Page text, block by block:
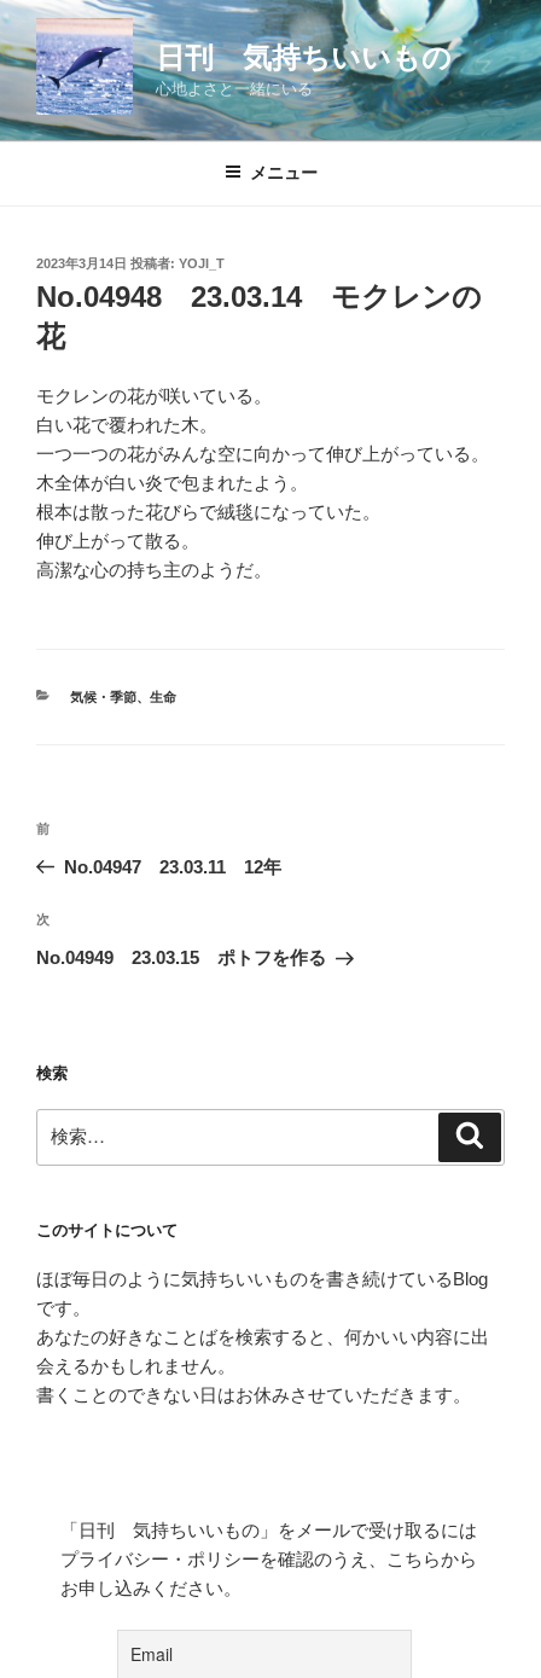
コ
ン
テ
ツ
日刊 気持ちいいもの
心地よさと一緒にいる
メニュー
投
稿
日:
2023年3月14日 投稿者: YOJI_T
No.04948 23.03.14 モクレンの
花
モクレンの花が咲いている。
白い花で覆われた木。
一つ一つの花がみんな空に向かって伸び上がっている。
木全体が白い炎で包まれたよう。
根本は散った花びらで絨毯になっていた。
伸び上がって散る。
高潔な心の持ち主のようだ。
カ
気候・季節、 生命
投
ビ
ゲ
ン
前
の
稿
前
No.04947 23.03.11 12年
次
の
次
No.04949 23.03.15 ポトフを作る
検索
索:
このサイトについて
ほぼ毎日のように気持ちいいものを書き続けているBlog
です。
あなたの好きなことばを検索すると、何かいい内容に出
会えるかもしれません。
書くことのできない日はお休みさせていただきます。
「日刊 気持ちいいもの」をメールで受け取るには
プライバシー・ポリシーを確認のうえ、こちらから
お申し込みください。